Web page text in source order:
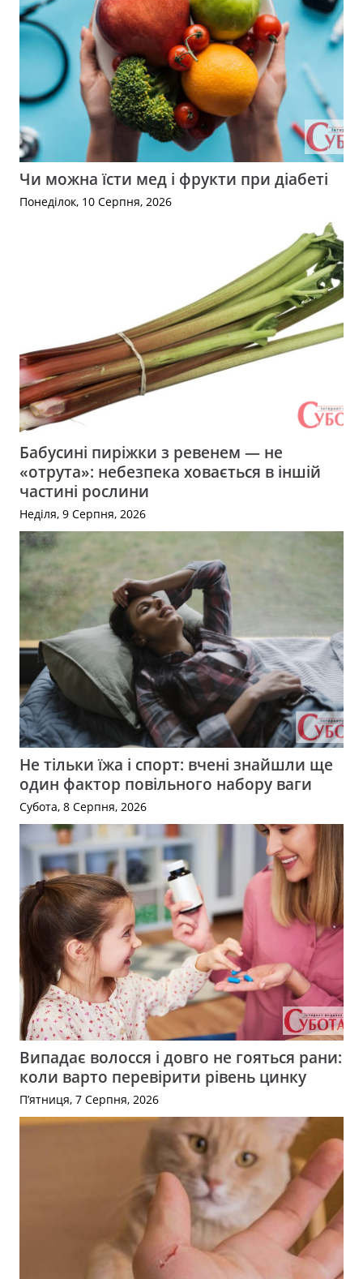
Чи можна їсти мед і фрукти при діабеті
Понеділок, 10 Серпня, 2026
Бабусині пиріжки з ревенем — не
«отрута»: небезпека ховається в іншій
частині рослини
Неділя, 9 Серпня, 2026
Не тільки їжа і спорт: вчені знайшли ще
один фактор повільного набору ваги
Субота, 8 Серпня, 2026
Випадає волосся і довго не гояться рани:
коли варто перевірити рівень цинку
П’ятниця, 7 Серпня, 2026